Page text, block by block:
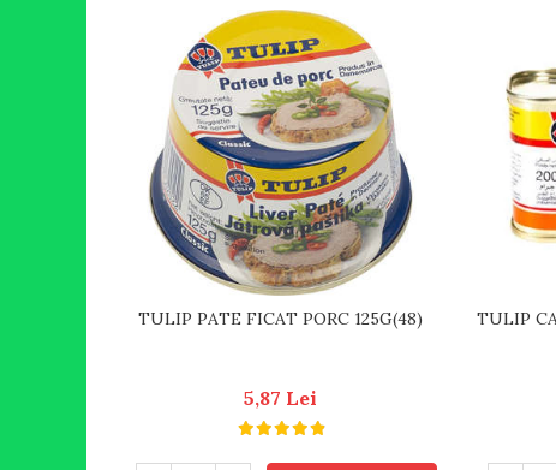
TULIP PATE FICAT PORC 125G(48)
5,87 Lei
TULIP